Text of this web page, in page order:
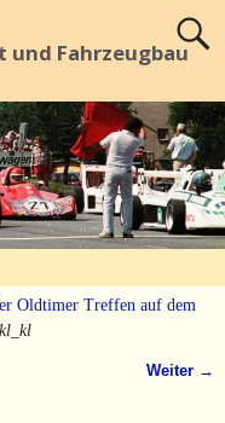
und Fahrzeugbau
Oldtimer Treffen auf dem
Weiter →